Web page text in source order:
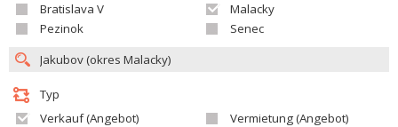
Bratislava V
Malacky
Pezinok
Senec
Typ
Verkauf (Angebot)
Vermietung (Angebot)